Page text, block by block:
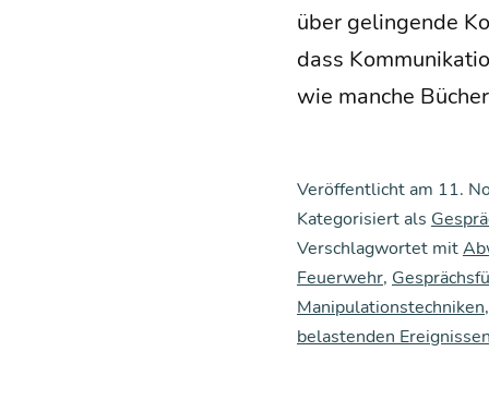
über gelin­gen­de
dass
wie man­che
Veröffentlicht am 11.
Kategorisiert als
Verschlagwortet mit
Feuerwehr,
Manipulationstechniken,
belastenden Ereignissen